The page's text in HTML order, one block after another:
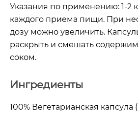
Указания по применению: 1-2
каждого приема пищи. При
дозу можно увеличить.
раскрыть и смешать
соком.
Ингредиенты
100% Вегетарианская капсула